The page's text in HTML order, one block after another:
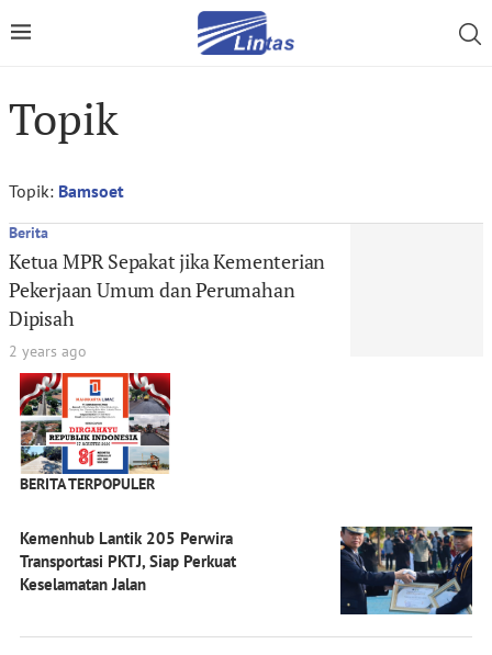
Topik
Topik: Bamsoet
Berita
Ketua MPR Sepakat jika Kementerian
Pekerjaan Umum dan Perumahan
Dipisah
2 years ago
BERITA TERPOPULER
Kemenhub Lantik 205 Perwira
Transportasi PKTJ, Siap Perkuat
Keselamatan Jalan